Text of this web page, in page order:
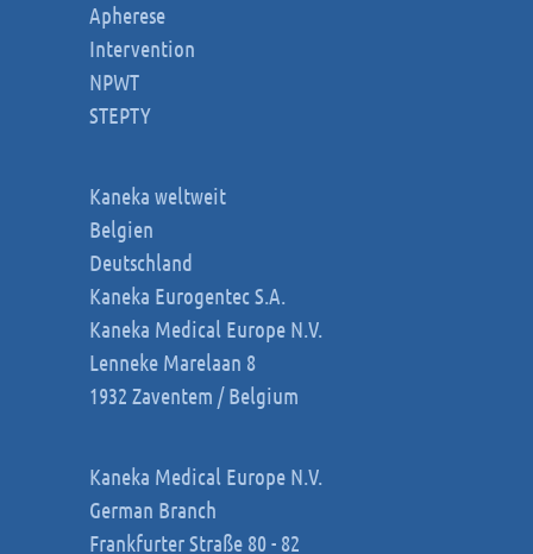
Apherese
Intervention
NPWT
STEPTY
Kaneka weltweit
Belgien
Deutschland
Kaneka Eurogentec S.A.
Kaneka Medical Europe N.V.
Lenneke Marelaan 8
1932 Zaventem / Belgium
Kaneka Medical Europe N.V.
German Branch
Frankfurter Straße 80 - 82